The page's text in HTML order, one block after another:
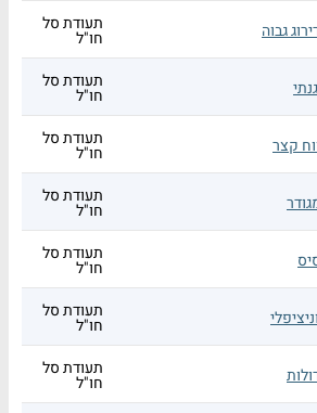
גבוה תעודת סל
חו"ל
תעודת סל
חו"ל
קצר תעודת סל
חו"ל
תעודת סל
חו"ל
תעודת סל
חו"ל
תעודת סל
חו"ל
תעודת סל
חו"ל